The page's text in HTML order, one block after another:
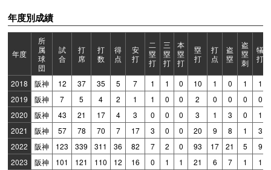
年度別成績
年度
所
属
球
団
試
合
打
席
打
数
得
点
安
打
二
塁
打
三
塁
打
本
塁
打
塁
打
打
点
盗
塁
盗
塁
刺
犠
打
2018 阪神 12 37 35 5 7 1 1 0 10 1 0 1
1
2019
阪神 7 5 4 2 1 1 0 0 2 0 0 0
0
2020
阪神 43 21 17 4 3 0 0 0 3 1 3 0
1
2021
阪神 57 78 70 7 17 3 0 0 20 9 8 1
3
2022
阪神 123 339 311 36 82 7 2 0 93 17 21 5
9
2023
阪神 101 121 110 12 16 0 1 1 21 6 7 1
1